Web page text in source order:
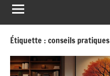
Étiquette :conseils pratiques